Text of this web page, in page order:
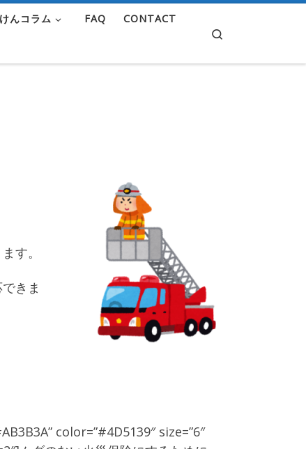
んコラム FAQ CONTACT
す。
きま
color=”#4D5139″ size=”6″